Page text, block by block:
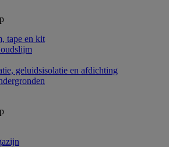
tape en kit
geluidsisolatie en afdichting